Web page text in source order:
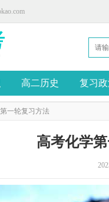
高二历史 复习
一轮复习方法
高考化学